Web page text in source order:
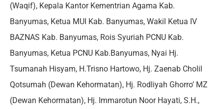
(Waqif), Kepala Kantor Kementrian Agama Kab.
Banyumas, Ketua MUI Kab. Banyumas, Wakil Ketua IV
BAZNAS Kab. Banyumas, Rois Syuriah PCNU Kab.
Banyumas, Ketua PCNU Kab.Banyumas, Nyai Hj.
Tsumanah Hisyam, H.Trisno Hartowo, Hj. Zaenab Cholil
Qotsumah (Dewan Kehormatan), Hj. Rodliyah Ghorro’ MZ
(Dewan Kehormatan), Hj. Immarotun Noor Hayati, S.H.,